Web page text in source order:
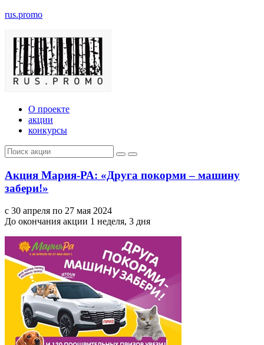
rus.promo
О проекте
акции
конкурсы
Акция Мария-РА: «Друга покорми – машину
забери!»
с 30 апреля по 27 мая 2024
До окончания акции 1 неделя, 3 дня